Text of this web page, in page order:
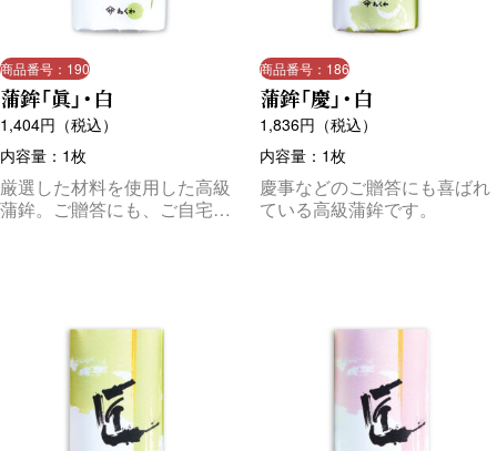
商品番号：190
蒲鉾「眞」・白
1,404円（税込）
内容量：1枚
厳選した材料を使用した高級
蒲鉾。ご贈答にも、ご自宅用
商品番号：186
蒲鉾「慶」・白
1,836円（税込）
内容量：1枚
慶事などのご贈答にも喜ばれ
ている高級蒲鉾です。